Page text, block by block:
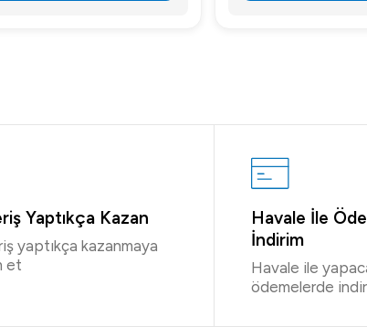
Yaptıkça Kazan
yaptıkça kazanmaya
et
Havale İle
İndirim
Havale ile
ödemelerde